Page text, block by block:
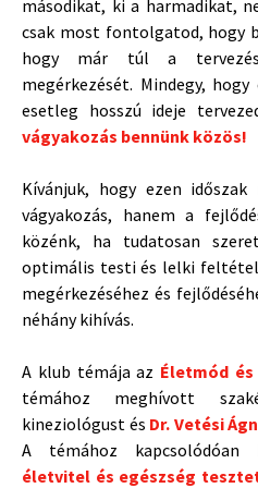
másodikat, ki a harmadikat,
csak most fontolgatod, hogy
hogy már túl a
megérkezését. Mindegy,
esetleg hosszú ideje
vágyakozás bennünk közös!
Kívánjuk, hogy ezen
vágyakozás, hanem a
közénk, ha tudatosan
optimális testi és lelki
megérkezéséhez és
néhány kihívás.
A klub témája az Életmód
témához meghívott
kineziológust és Dr. Vetési
A témához
életvitel és egészség